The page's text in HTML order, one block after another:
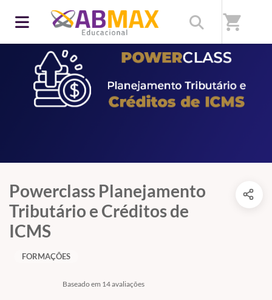
shopping_cart
Powerclass Planejamento
Tributário e Créditos de
ICMS
Baseado em 14 avaliações
FORMAÇÕES